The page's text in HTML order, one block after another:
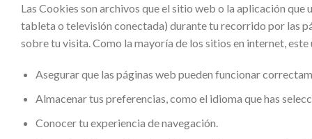
Las Cookies son archivos que el sitio web o la aplicación
tableta o televisión conectada) durante tu recorrido por las
sobre tu visita. Como la mayoría de los sitios en internet,
Asegurar que las páginas web pueden funcionar
Almacenar tus preferencias, como el idioma que has
Conocer tu experiencia de navegación.